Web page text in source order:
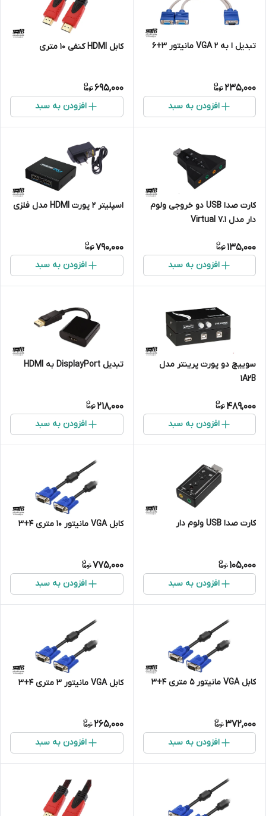
تبدیل ا به 2 VGA مانیتور 3+6
235,000
افزودن به سبد
کابل HDMI کنفی 10 متری
695,000
افزودن به سبد
کارت صدا USB دو خروجی ولوم
دار مدل Virtual 7.1
135,000
افزودن به سبد
اسپلیتر 2 پورت HDMI مدل فلزی
790,000
افزودن به سبد
سوییچ دو پورت پرینتر مدل
1A2B
489,000
افزودن به سبد
تبدیل DisplayPort به HDMI
218,000
افزودن به سبد
کارت صدا USB ولوم دار
105,000
افزودن به سبد
کابل VGA مانیتور 10 متری 4+3
775,000
افزودن به سبد
کابل VGA مانیتور 5 متری 4+3
372,000
افزودن به سبد
کابل VGA مانیتور 3 متری 4+3
265,000
افزودن به سبد